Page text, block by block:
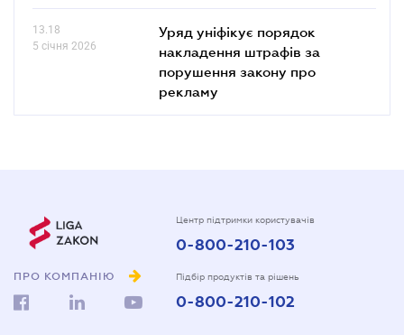
13.18
5 січня 2026
Уряд уніфікує порядок
накладення штрафів за
порушення закону про
рекламу
ПРО КОМПАНІЮ
Центр підтримки користувачів
0-800-210-103
Підбір продуктів та рішень
0-800-210-102